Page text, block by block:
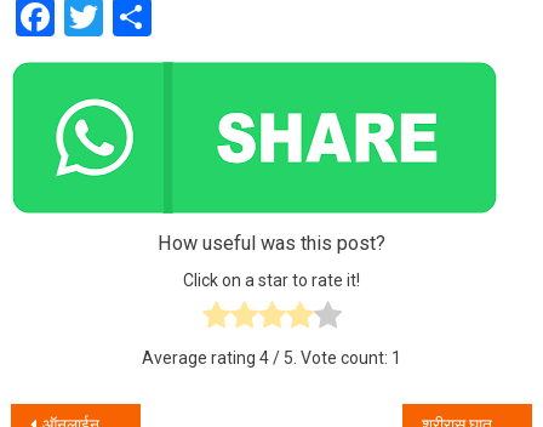
Facebook
Twitter
Share
How useful was this post?
Click on a star to rate it!
Average rating 4/ 5. Vote count: 1